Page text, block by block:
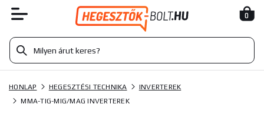
0
HONLAP HEGESZTÉSI TECHNIKA
INVERTEREK
MMA-TIG-MIG/MAG INVERTEREK